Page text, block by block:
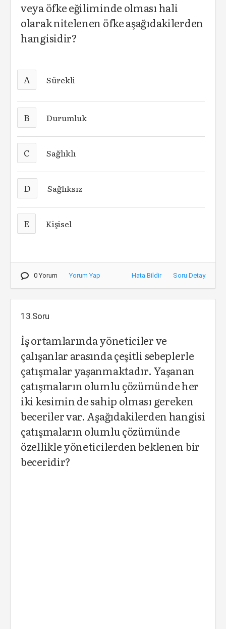
veya öfke eğiliminde olması hali
olarak nitelenen öfke aşağıdakilerden
hangisidir?
A Sürekli
B Durumluk
C Sağlıklı
D Sağlıksız
E Kişisel
0 Yorum Yorum Yap Hata Bildir Soru Detay
13.Soru
İş ortamlarında yöneticiler ve
çalışanlar arasında çeşitli sebeplerle
çatışmalar yaşanmaktadır. Yaşanan
çatışmaların olumlu çözümünde her
iki kesimin de sahip olması gereken
beceriler var. Aşağıdakilerden hangisi
çatışmaların olumlu çözümünde
özellikle yöneticilerden beklenen bir
beceridir?